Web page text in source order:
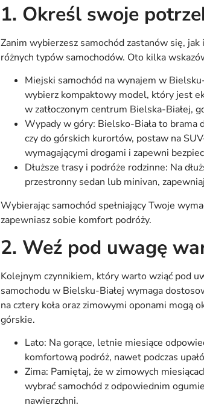
1. Określ swoje
Zanim wybierzesz samochód zastanów się,
różnych typów samochodów. Oto kilka
Miejski samochód na wynajem w
wybierz kompaktowy model, który jest
w zatłoczonym centrum Bielska-Białej,
Wypady w góry: Bielsko-Biała to brama
czy do górskich kurortów, postaw na
wymagającymi drogami i zapewni
Dłuższe trasy i podróże rodzinne: Na
przestronny sedan lub minivan,
Wybierając samochód spełniający Twoje
zapewniasz sobie komfort podróży.
2. Weź pod uwagę
Kolejnym czynnikiem, który warto wziąć pod
samochodu w Bielsku-Białej wymaga
na cztery koła oraz zimowymi oponami mogą
górskie.
Lato: Na gorące, letnie miesiące
komfortową podróż, nawet podczas
Zima: Pamiętaj, że w zimowych
wybrać samochód z odpowiednim
nawierzchni.